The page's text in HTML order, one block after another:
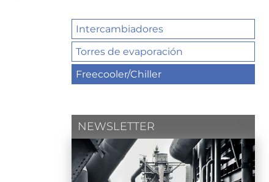
Intercambiadores
Torres de evaporación
Freecooler/Chiller
NEWSLETTER